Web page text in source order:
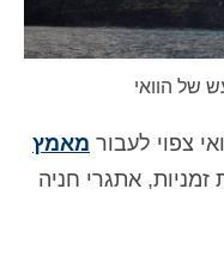
של הוואי
צפוי לעבור מאמץ
זמניות, אתגרי חניה